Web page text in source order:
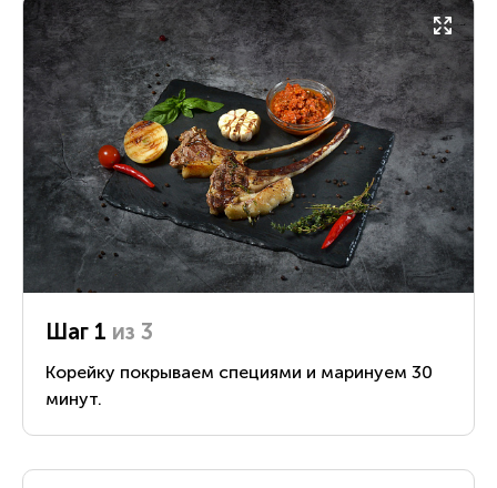
Шаг 1 из 3
Корейку покрываем специями и маринуем 30
минут.